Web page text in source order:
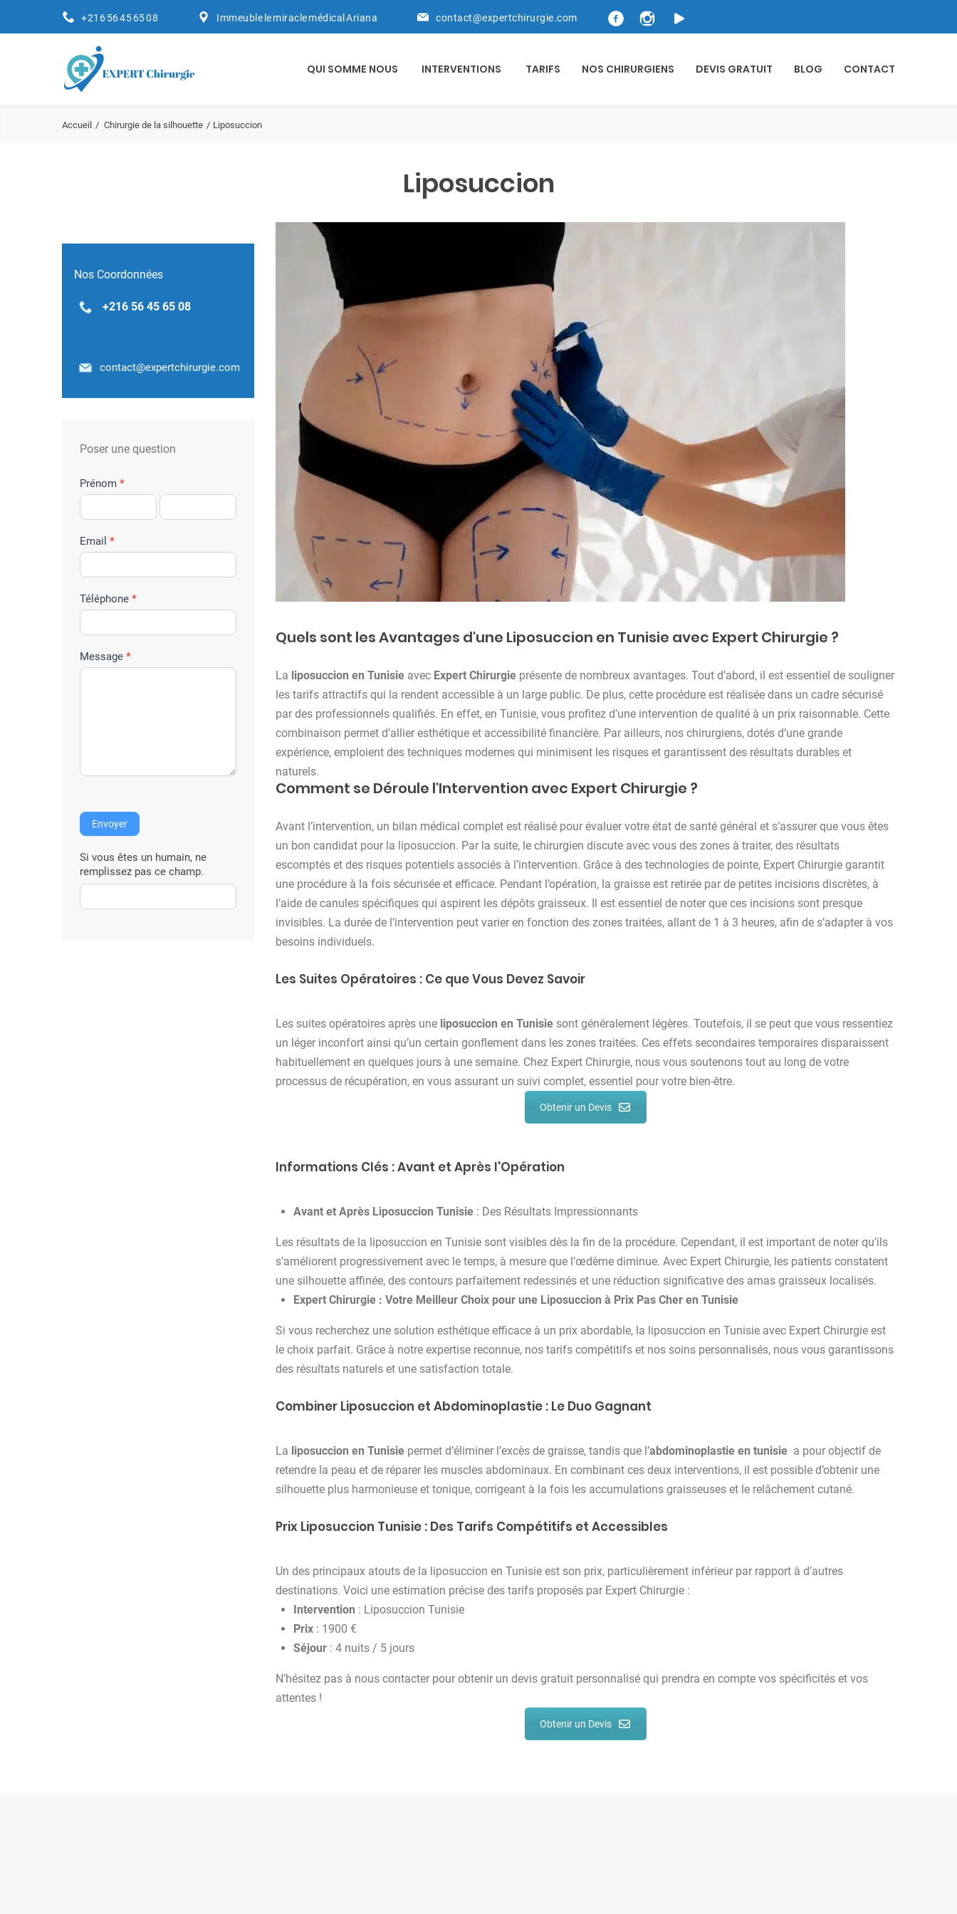
+216 56 45 65 08 Immeuble le miracle médical Ariana contact@expertchirurgie.com
QUI SOMME NOUS INTERVENTIONS TARIFS NOS CHIRURGIENS DEVIS GRATUIT BLOG CONTACT
Accueil Chirurgie de la silhouette Liposuccion
Liposuccion
Nos Coordonnées
+216 56 45 65 08
contact@expertchirurgie.com
Poser une question
f
o
r
m
u
l
a
i
r
e
i
v
n
t
i
o
n
Prénom *
Email *
Téléphone *
Message *
Envoyer
Si vous êtes un humain, ne
remplissez pas ce champ.
Quels sont les Avantages d'une Liposuccion en Tunisie avec Expert Chirurgie ?
La liposuccion en Tunisie avec Expert Chirurgie présente de nombreux avantages. Tout d’abord, il est essentiel de souligner
les tarifs attractifs qui la rendent accessible à un large public. De plus, cette procédure est réalisée dans un cadre sécurisé
par des professionnels qualifiés. En effet, en Tunisie, vous profitez d’une intervention de qualité à un prix raisonnable. Cette
combinaison permet d’allier esthétique et accessibilité financière. Par ailleurs, nos chirurgiens, dotés d’une grande
expérience, emploient des techniques modernes qui minimisent les risques et garantissent des résultats durables et
naturels.
Comment se Déroule l'Intervention avec Expert Chirurgie ?
Avant l’intervention, un bilan médical complet est réalisé pour évaluer votre état de santé général et s’assurer que vous êtes
un bon candidat pour la liposuccion. Par la suite, le chirurgien discute avec vous des zones à traiter, des résultats
escomptés et des risques potentiels associés à l’intervention. Grâce à des technologies de pointe, Expert Chirurgie garantit
une procédure à la fois sécurisée et efficace. Pendant l’opération, la graisse est retirée par de petites incisions discrètes, à
l’aide de canules spécifiques qui aspirent les dépôts graisseux. Il est essentiel de noter que ces incisions sont presque
invisibles. La durée de l’intervention peut varier en fonction des zones traitées, allant de 1 à 3 heures, afin de s’adapter à vos
besoins individuels.
Les Suites Opératoires : Ce que Vous Devez Savoir
Les suites opératoires après une liposuccion en Tunisie sont généralement légères. Toutefois, il se peut que vous ressentiez
un léger inconfort ainsi qu’un certain gonflement dans les zones traitées. Ces effets secondaires temporaires disparaissent
habituellement en quelques jours à une semaine. Chez Expert Chirurgie, nous vous soutenons tout au long de votre
processus de récupération, en vous assurant un suivi complet, essentiel pour votre bien-être.
Obtenir un Devis
Informations Clés : Avant et Après l'Opération
Avant et Après Liposuccion Tunisie : Des Résultats Impressionnants
Les résultats de la liposuccion en Tunisie sont visibles dès la fin de la procédure. Cependant, il est important de noter qu’ils
s’améliorent progressivement avec le temps, à mesure que l’œdème diminue. Avec Expert Chirurgie, les patients constatent
une silhouette affinée, des contours parfaitement redessinés et une réduction significative des amas graisseux localisés.
Expert Chirurgie : Votre Meilleur Choix pour une Liposuccion à Prix Pas Cher en Tunisie
Si vous recherchez une solution esthétique efficace à un prix abordable, la liposuccion en Tunisie avec Expert Chirurgie est
le choix parfait. Grâce à notre expertise reconnue, nos tarifs compétitifs et nos soins personnalisés, nous vous garantissons
des résultats naturels et une satisfaction totale.
Combiner Liposuccion et Abdominoplastie : Le Duo Gagnant
La liposuccion en Tunisie permet d’éliminer l’excès de graisse, tandis que l’abdominoplastie en tunisie a pour objectif de
retendre la peau et de réparer les muscles abdominaux. En combinant ces deux interventions, il est possible d’obtenir une
silhouette plus harmonieuse et tonique, corrigeant à la fois les accumulations graisseuses et le relâchement cutané.
Prix Liposuccion Tunisie : Des Tarifs Compétitifs et Accessibles
Un des principaux atouts de la liposuccion en Tunisie est son prix, particulièrement inférieur par rapport à d’autres
destinations. Voici une estimation précise des tarifs proposés par Expert Chirurgie :
Intervention : Liposuccion Tunisie
Prix : 1900 €
Séjour : 4 nuits / 5 jours
N’hésitez pas à nous contacter pour obtenir un devis gratuit personnalisé qui prendra en compte vos spécificités et vos
attentes !
Obtenir un Devis